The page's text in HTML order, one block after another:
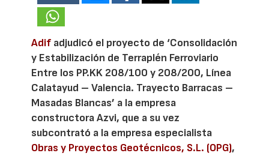
Adif adjudicó el proyecto de ‘Consolidación
y Estabilización de Terraplén Ferroviario
Entre los PP.KK 208/100 y 208/200, Línea
Calatayud – Valencia. Trayecto Barracas –
Masadas Blancas’ a la empresa
constructora Azvi, que a su vez
subcontrató a la empresa especialista
Obras y Proyectos Geotécnicos, S.L. (OPG),